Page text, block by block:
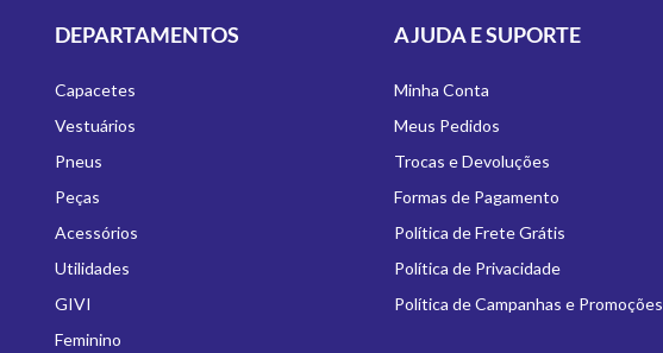
DEPARTAMENTOS
Capacetes
Vestuários
Pneus
Peças
Acessórios
Utilidades
GIVI
Feminino
AJUDA E SUPORTE
Minha Conta
Meus Pedidos
Trocas e Devoluções
Formas de Pagamento
Política de Frete Grátis
Política de Privacidade
Política de Campanhas e Promoções